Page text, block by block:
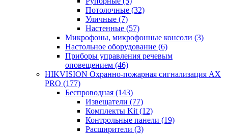
Потолочные (32)
Уличные (7)
Настенные (57)
Микрофоны, микрофонные консоли (3)
Настольное оборудование (6)
Приборы управления речевым
оповещением (46)
HIKVISION Охранно-пожарная сигнализация AX
PRO (177)
Беспроводная (143)
Извещатели (77)
Комплекты Kit (12)
Контрольные панели (19)
Расширители (3)